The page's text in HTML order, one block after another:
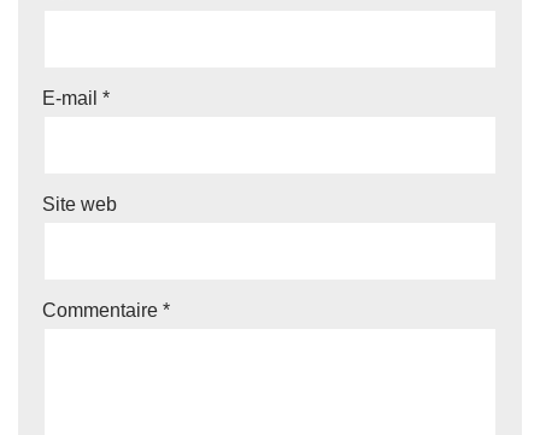
E-mail *
Site web
Commentaire *